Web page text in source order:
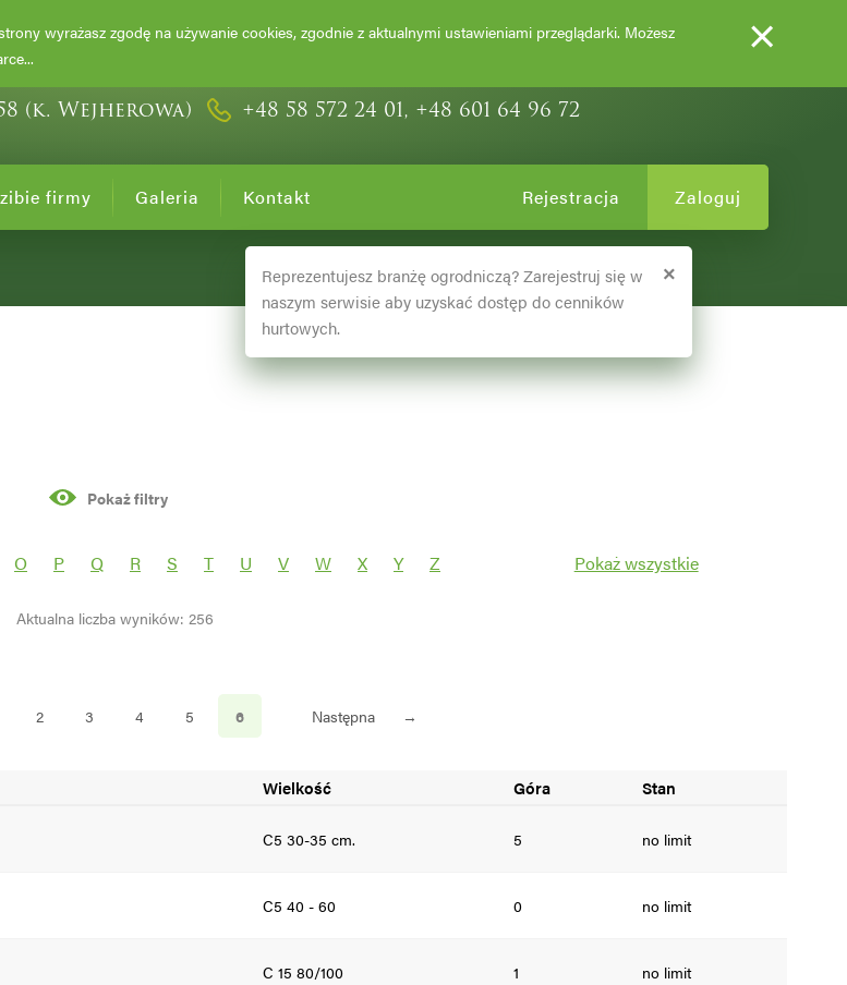
I KRZEWY OZDOBNE
(k. Wejherowa) +48 58 572 24 01, +48 601 64 96 72
firmy Galeria Kontakt Zaloguj
Rejestracja
Reprezentujesz branżę ogrodniczą? Zarejestruj się w
naszym serwisie aby uzyskać dostęp do cenników
hurtowych.
×
Pokaż filtry
O P Q R S T U V W X Y Z Pokaż wszystkie
Aktualna liczba wyników: 256
2 3 4 5 6 Następna →
Wielkość Góra Stan
C5 30-35 cm. 5 no limit
C5 40 - 60 0 no limit
C 15 80/100 1 no limit
wyrażasz zgodę na używanie cookies, zgodnie z aktualnymi ustawieniami przeglądarki. Możesz
×